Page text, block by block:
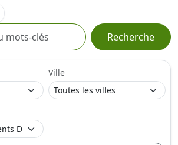
Recherche
Ville